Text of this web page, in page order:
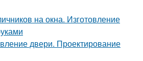
на окна. Изготовление
двери. Проектирование